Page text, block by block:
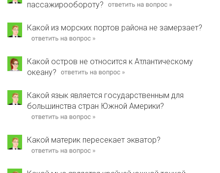
пассажирообороту?
Какой из морских портов района не замерзает?
Какой остров не относится к Атлантическому
океану?
Какой язык является государственным для
большинства стран Южной Америки?
Какой материк пересекает экватор?